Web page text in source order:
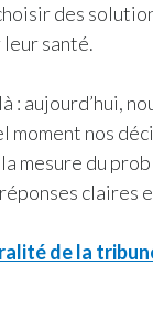
des
santé.
: aujourd’hui,
moment nos
mesure du
claires
de la